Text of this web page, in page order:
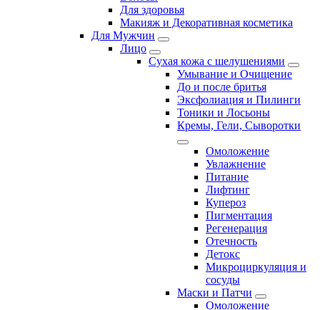
Для здоровья
Макияж и Декоративная косметика
Для Мужчин
Лицо
Сухая кожа с шелушениями
Умывание и Очищение
До и после бритья
Эксфолиация и Пилинги
Тоники и Лосьоны
Кремы, Гели, Сыворотки
Омоложение
Увлажнение
Питание
Лифтинг
Купероз
Пигментация
Регенерация
Отечность
Детокс
Микроциркуляция и
сосуды
Маски и Патчи
Омоложение